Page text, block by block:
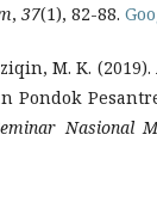
, 37(1), 82-88.
M. K.
Pondok
Nasional